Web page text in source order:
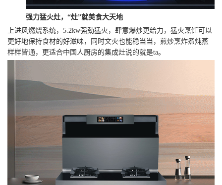
强力猛火灶，“灶”就美食大天地
上进风燃烧系统，5.2kw强劲猛火，肆意爆炒更给力，猛火烹饪可以
更好地保持食材的好滋味，同时文火也能稳当当，煎炒烹炸煮炖蒸
样样皆通，更适合中国人厨房的集成灶说的就是ta。